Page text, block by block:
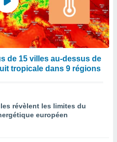
de 15 villes au-dessus de
tropicale dans 9 régions
révèlent les limites du
européen